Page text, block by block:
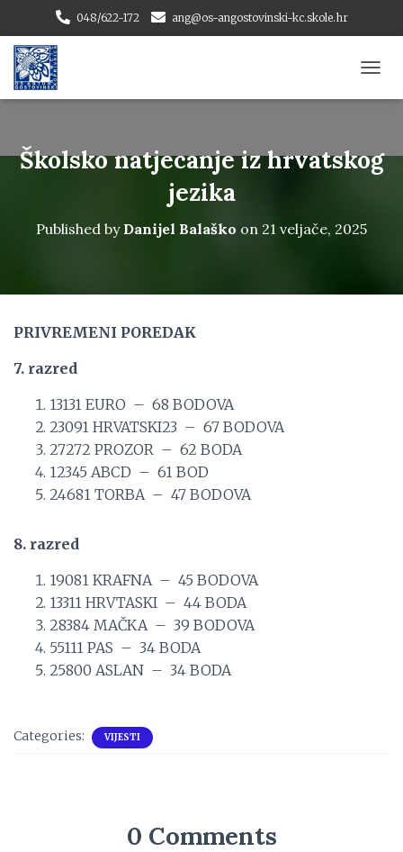
048/622-172 ang@os-angostovinski-kc.skole.hr
O
E
Školsko natjecanje iz hrvatskog
jezika
Published by Danijel Balaško on 21 veljače, 2025
PRIVREMENI POREDAK
7. razred
13131 EURO – 68 BODOVA
23091 HRVATSKI23 – 67 BODOVA
27272 PROZOR – 62 BODA
12345 ABCD – 61 BOD
24681 TORBA – 47 BODOVA
8. razred
19081 KRAFNA – 45 BODOVA
13311 HRVTASKI – 44 BODA
28384 MAČKA – 39 BODOVA
55111 PAS – 34 BODA
25800 ASLAN – 34 BODA
Categories: VIJESTI
0 Comments